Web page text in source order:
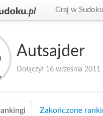
Graj w
Autsajder
Dołączył 16 września 2011
Zakończone